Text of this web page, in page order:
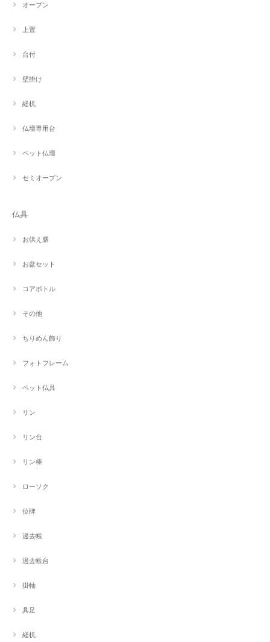
オープン
上置
台付
壁掛け
経机
仏壇専用台
ペット仏壇
セミオープン
仏具
お供え膳
お盆セット
コアボトル
その他
ちりめん飾り
フォトフレーム
ペット仏具
リン
リン台
リン棒
ローソク
位牌
過去帳
過去帳台
掛軸
具足
経机